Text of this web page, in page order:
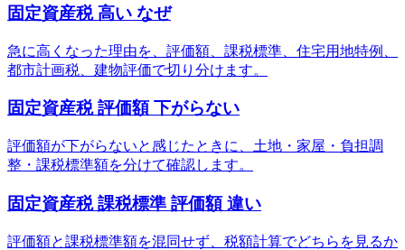
固定資産税 高い なぜ
急に高くなった理由を、評価額、課税標準、住宅用地特例、
都市計画税、建物評価で切り分けます。
固定資産税 評価額 下がらない
評価額が下がらないと感じたときに、土地・家屋・負担調
整・課税標準額を分けて確認します。
固定資産税 課税標準 評価額 違い
評価額と課税標準額を混同せず、税額計算でどちらを見るか